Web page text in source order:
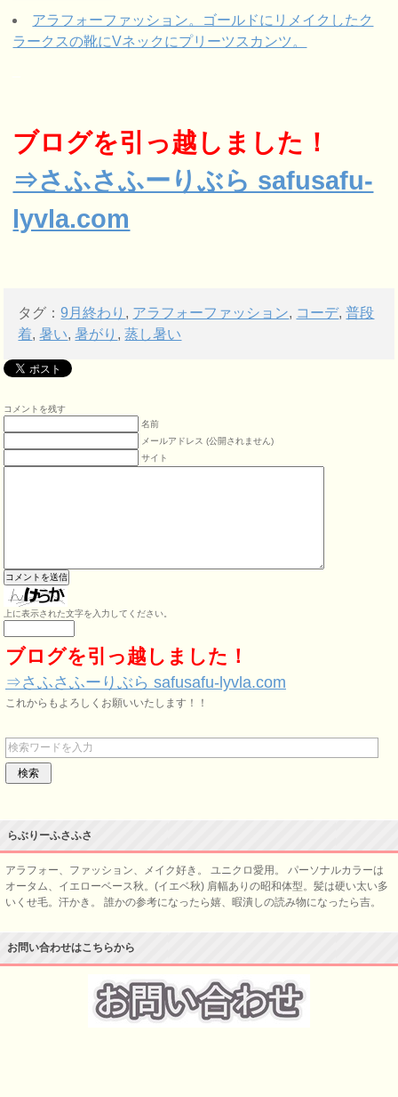
アラフォーファッション。ゴールドにリメイクしたク
ラークスの靴にVネックにプリーツスカンツ。
ブログを引っ越しました！
⇒さふさふーりぶら safusafu-
lyvla.com
タグ：9月終わり , アラフォーファッション, コーデ,普段
着,暑い,暑がり ,蒸し暑い
コメントを残す
名前
メールアドレス (公開されません)
サイト
上に表示された文字を入力してください。
ブログを引っ越しました！
⇒さふさふーりぶら safusafu-lyvla.com
これからもよろしくお願いいたします！！
らぶりーふさふさ
アラフォー、ファッション、メイク好き。 ユニクロ愛用。 パーソナルカラーは
オータム、イエローベース秋。(イエベ秋) 肩幅ありの昭和体型。髪は硬い太い多
いくせ毛。汗かき。 誰かの参考になったら嬉、暇潰しの読み物になったら吉。
お問い合わせはこちらから